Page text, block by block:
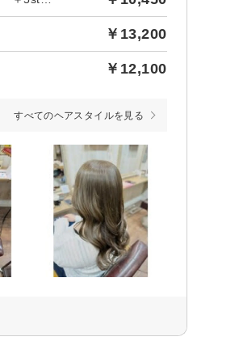
￥13,200
￥12,100
すべてのヘアスタイルを見る